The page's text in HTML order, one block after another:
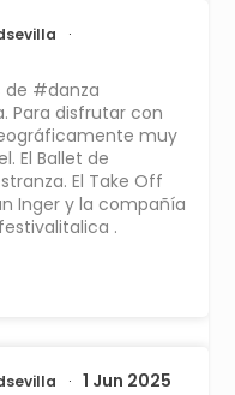
·
de #danza
Para disfrutar con
muy
El Ballet de
El Take Off
Inger y la compañía
.
·
1 Jun 2025